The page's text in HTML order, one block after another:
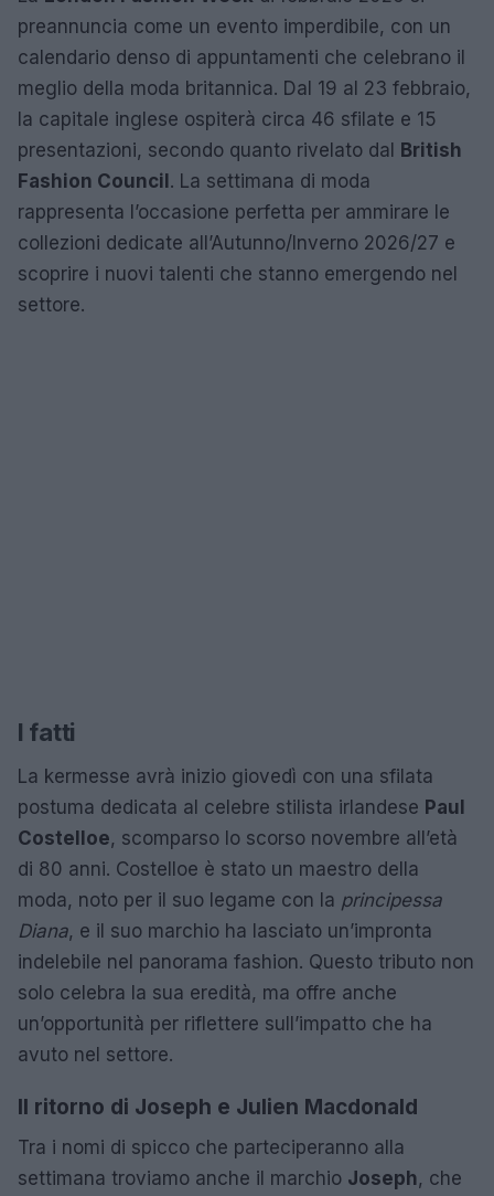
preannuncia come un evento imperdibile, con un
calendario denso di appuntamenti che celebrano il
meglio della moda britannica. Dal 19 al 23 febbraio,
la capitale inglese ospiterà circa 46 sfilate e 15
presentazioni, secondo quanto rivelato dal British
Fashion Council. La settimana di moda
rappresenta l’occasione perfetta per ammirare le
collezioni dedicate all’Autunno/Inverno 2026/27 e
scoprire i nuovi talenti che stanno emergendo nel
settore.
I fatti
La kermesse avrà inizio giovedì con una sfilata
postuma dedicata al celebre stilista irlandese Paul
Costelloe, scomparso lo scorso novembre all’età
di 80 anni. Costelloe è stato un maestro della
moda, noto per il suo legame con la principessa
Diana, e il suo marchio ha lasciato un’impronta
indelebile nel panorama fashion. Questo tributo non
solo celebra la sua eredità, ma offre anche
un’opportunità per riflettere sull’impatto che ha
avuto nel settore.
Il ritorno di Joseph e Julien Macdonald
Tra i nomi di spicco che parteciperanno alla
settimana troviamo anche il marchio Joseph, che